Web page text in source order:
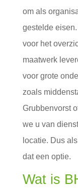
om als
gestelde
voor het
maatwerk
voor grote
zoals
Grubbenvorst
we u van
locatie. Dus
dat een optie.
Wat is